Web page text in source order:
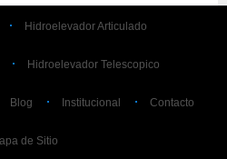
Hidroelevador Articulado
Hidroelevador Telescopico
Blog Institucional Contacto
de Sitio